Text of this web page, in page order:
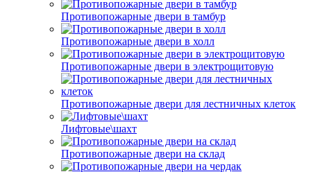
Противопожарные двери в тамбур
Противопожарные двери в холл
Противопожарные двери в электрощитовую
Противопожарные двери для лестничных клеток
Лифтовые\шахт
Противопожарные двери на склад